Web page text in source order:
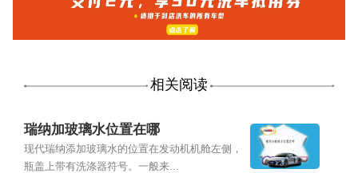
相关阅读
瑞纳加玻璃水位置在哪
现代瑞纳添加玻璃水的位置在发动机机舱左侧，
瓶盖上带有洗涤器符号。一般来...